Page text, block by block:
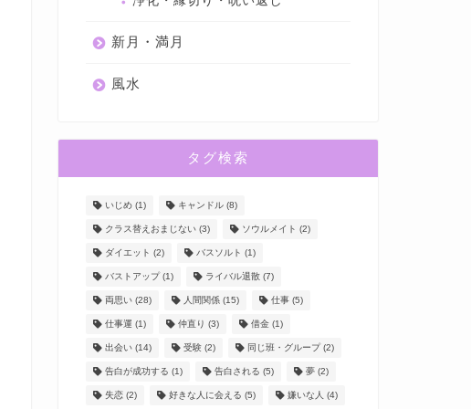
新月・満月
風水
タグ検索
いじめ(1) キャンドル(8)
クラス替えおまじない(3) ソウルメイト (2)
ダイエット (2) バスソルト (1)
バストアップ(1) ライバル退散(7)
両思い(28) 人間関係(15) 仕事(5)
仕事運 (1) 仲直り (3) 借金(1)
出会い(14) 受験(2) 同じ班・グループ(2)
告白が成功する (1) 告白される (5) 夢(2)
失恋(2) 好きな人に会える (5) 嫌いな人 (4)